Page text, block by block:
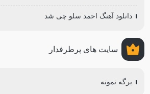
دانلود آهنگ احمد سلو چی شد
سایت های پرطرفدار
برگه نمونه